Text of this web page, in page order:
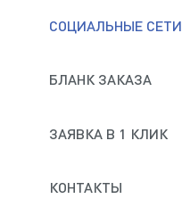
СОЦИАЛЬНЫЕ СЕТИ
БЛАНК ЗАКАЗА
ЗАЯВКА В 1 КЛИК
КОНТАКТЫ